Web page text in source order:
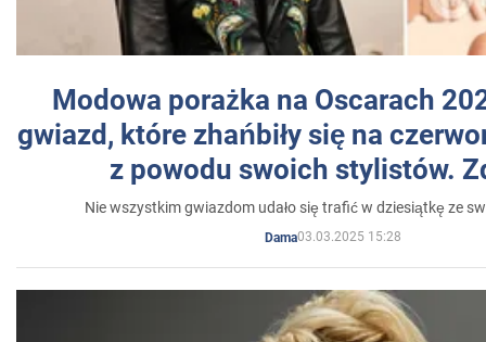
Modowa porażka na Oscarach
gwiazd, które zhańbiły się na
z powodu swoich stylistów.
Nie wszystkim gwiazdom udało się trafić w dziesiątkę ze
Dama03.03.2025 15:28